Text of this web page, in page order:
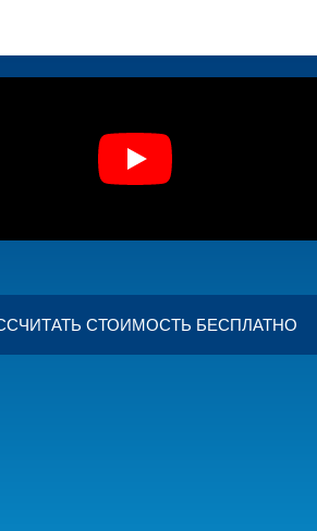
СТОИМОСТЬ БЕСПЛАТНО